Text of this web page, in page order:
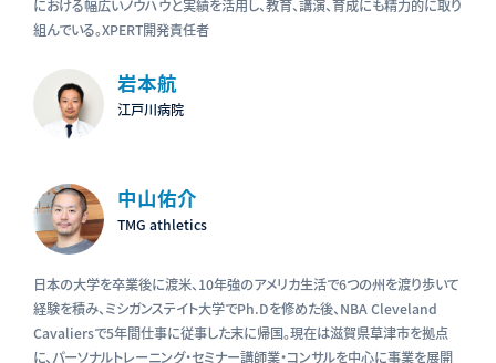
における幅広いノウハウと実績を活用し、教育、講演、育成にも精力的に取り
組んでいる。XPERT開発責任者
岩本航
江戸川病院
中山佑介
TMG athletics
日本の大学を卒業後に渡米、10年強のアメリカ生活で6つの州を渡り歩いて
経験を積み、ミシガンステイト大学でPh.Dを修めた後、NBA Cleveland
Cavaliersで5年間仕事に従事した末に帰国。現在は滋賀県草津市を拠点
に、パーソナルトレーニング・セミナー講師業・コンサルを中心に事業を展開